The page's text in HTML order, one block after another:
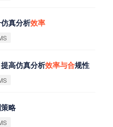
仿真分析效率
高仿真分析效率与合规性
略